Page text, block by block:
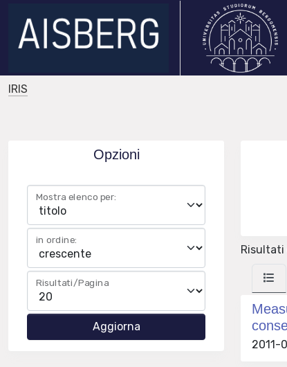
IRIS
Opzioni
Mostra elenco per:
in ordine:
Risultati/Pagina
Risultati
2011-